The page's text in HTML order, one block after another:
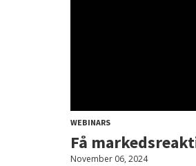
WEBINARS
Få
November 06, 2024